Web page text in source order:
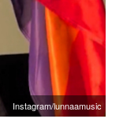
Instagram/lunnaamusic